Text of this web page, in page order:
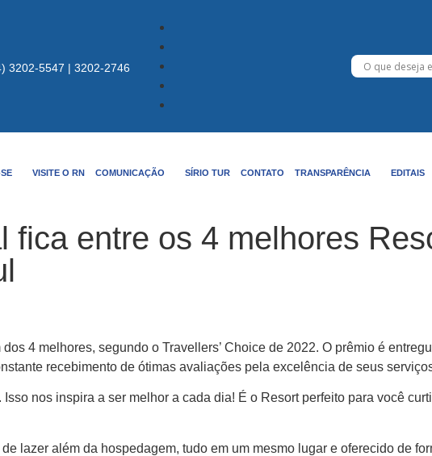
3202-5547 | 3202-2746
VISITE O RN COMUNICAÇÃO SÍRIO TUR CONTATO TRANSPARÊNCIA EDITAIS
fica entre os 4 melhores
4 melhores, segundo o Travellers’ Choice de 2022. O prêmio é
recebimento de ótimas avaliações pela excelência de seus
nos inspira a ser melhor a cada dia! É o Resort perfeito para você
lazer além da hospedagem, tudo em um mesmo lugar e oferecido de